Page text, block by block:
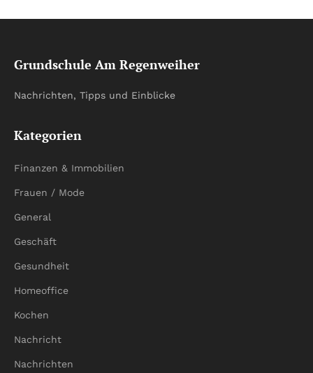
Grundschule Am Regenweiher
Nachrichten, Tipps und Einblicke
Kategorien
Finanzen & Immobilien
Frauen / Mode
General
Geschäft
Gesundheit
Homeoffice
Kochen
Nachricht
Nachrichten